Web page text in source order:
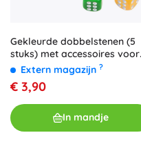
Gekleurde dobbelstenen (5
stuks) met accessoires voor
het noteren
Extern magazijn ?
€ 3,90
In mandje